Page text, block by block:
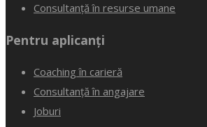
Consultanță în resurse umane
Pentru aplicanți
Coaching în carieră
Consultanță în angajare
Joburi